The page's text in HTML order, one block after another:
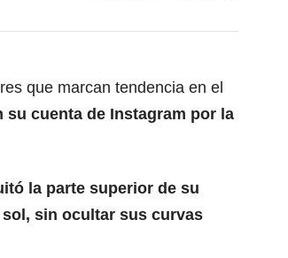
que marcan tendencia en el
cuenta de Instagram por la
la parte superior de su
sin ocultar sus curvas